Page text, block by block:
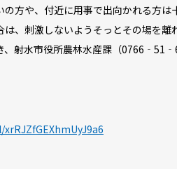
方や、付近に用事で出向かれる方は
、刺激しないようそっとその場を離
、射水市役所農林水産課（